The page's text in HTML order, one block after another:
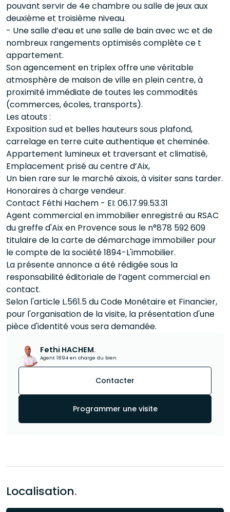
pouvant servir de 4e chambre ou salle de jeux aux
deuxième et troisième niveau.
- Une salle d’eau et une salle de bain avec wc et de
nombreux rangements optimisés complète ce t
appartement.
Son agencement en triplex offre une véritable
atmosphère de maison de ville en plein centre, à
proximité immédiate de toutes les commodités
(commerces, écoles, transports).
Les atouts :
Exposition sud et belles hauteurs sous plafond,
carrelage en terre cuite authentique et cheminée.
Appartement lumineux et traversant et climatisé,
Emplacement prisé au centre d’Aix,
Un bien rare sur le marché aixois, à visiter sans tarder.
Honoraires à charge vendeur.
Contact Féthi Hachem - EI: 06.17.99.53.31
Agent commercial en immobilier enregistré au RSAC
du greffe d'Aix en Provence sous le n°878 592 609
titulaire de la carte de démarchage immobilier pour
le compte de la société 1894-L'immobilier.
La présente annonce a été rédigée sous la
responsabilité éditoriale de l’agent commercial en
contact.
Selon l'article L.561.5 du Code Monétaire et Financier,
pour l'organisation de la visite, la présentation d'une
pièce d'identité vous sera demandée.
Fethi HACHEM.
Agent 1894 en charge du bien
Contacter
Programmer une visite
Localisation.